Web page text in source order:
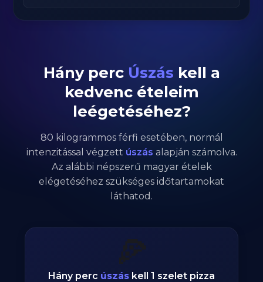
Hány perc Úszás kell a
kedvenc ételeim
leégetéséhez?
80 kilogrammos férfi esetében, normál
intenzitással végzett úszás alapján számolva.
Az alábbi népszerű magyar ételek
elégetéséhez szükséges időtartamokat
láthatod.
🍕
Hány perc úszás kell 1 szelet pizza